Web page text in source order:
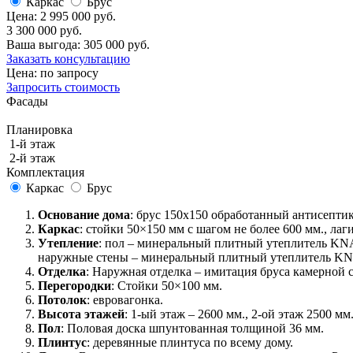
Цена: 2 995 000 руб.
3 300 000 руб.
Ваша выгода: 305 000 руб.
Заказать консультацию
Цена: по запросу
Запросить стоимость
Фасады
Планировка
1-й этаж
2-й этаж
Комплектация
Каркас
Брус
Основание дома: брус 150x150 обработанный
Каркас: стойки 50×150 мм с шагом не более 600 мм.,
Утепление: пол – минеральный плитный утеплитель
наружные стены – минеральный плитный утеплитель
Отделка: Наружная отделка – имитация бруса
Перегородки: Стойки 50×100 мм.
Потолок: евровагонка.
Высота этажей: 1-ый этаж – 2600 мм., 2-ой этаж 2500 мм.
Пол: Половая доска шпунтованная толщиной 36 мм.
Плинтус: деревянные плинтуса по всему дому.